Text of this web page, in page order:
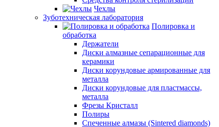
Чехлы
Зуботехническая лаборатория
Полировка и
обработка
Держатели
Диски алмазные сепарационные для
керамики
Диски корундовые армированные для
металла
Диски корундовые для пластмассы,
металла
Фрезы Кристалл
Полиры
Спеченные алмазы (Sintered diamonds)